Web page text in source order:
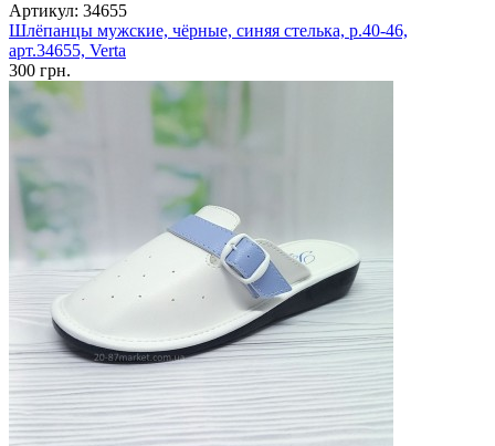
Артикул: 34655
Шлёпанцы мужские, чёрные, синяя стелька, р.40-46,
арт.34655, Verta
300 грн.